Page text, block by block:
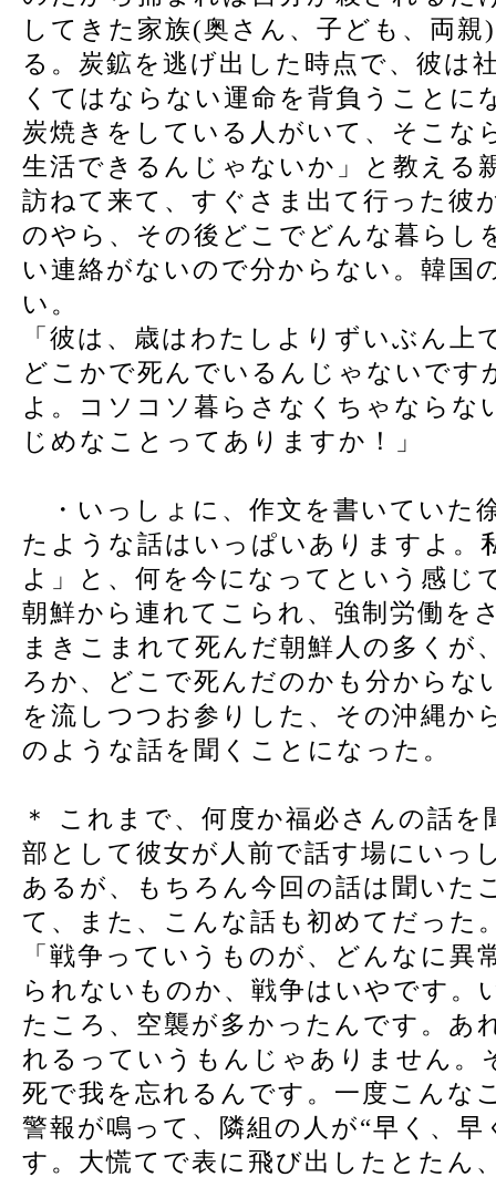
してきた家族(奥さん、子ども、両
る。炭鉱を逃げ出した時点で、彼は
くてはならない運命を背負うことに
炭焼きをしている人がいて、そこな
生活できるんじゃないか」と教える
訪ねて来て、すぐさま出て行った彼
のやら、その後どこでどんな暮らし
い連絡がないので分からない。韓国
い。
「彼は、歳はわたしよりずいぶん上
どこかで死んでいるんじゃないです
よ。コソコソ暮らさなくちゃならな
じめなことってありますか！」
・いっしょに、作文を書いていた
たような話はいっぱいありますよ。
よ」と、何を今になってという感じ
朝鮮から連れてこられ、強制労働を
まきこまれて死んだ朝鮮人の多くが
ろか、どこで死んだのかも分からな
を流しつつお参りした、その沖縄か
のような話を聞くことになった。
＊ これまで、何度か福必さんの話
部として彼女が人前で話す場にいっ
あるが、もちろん今回の話は聞いた
て、また、こんな話も初めてだった
「戦争っていうものが、どんなに異
られないものか、戦争はいやです。
たころ、空襲が多かったんです。あ
れるっていうもんじゃありません。
死で我を忘れるんです。一度こんな
警報が鳴って、隣組の人が“早く、
す。大慌てで表に飛び出したとたん